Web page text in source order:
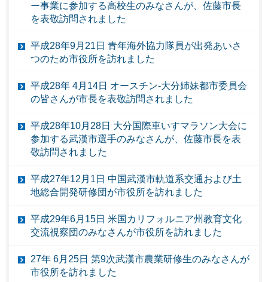
ー事業に参加する高校生のみなさんが、佐藤市長
を表敬訪問されました
平成28年9月21日 青年海外協力隊員が出発あいさ
つのため市役所を訪れました
平成28年 4月14日 オースチン-大分姉妹都市委員会
の皆さんが市長を表敬訪問されました
平成28年10月28日 大分国際車いすマラソン大会に
参加する武漢市選手のみなさんが、佐藤市長を表
敬訪問されました
平成27年12月1日 中国武漢市軌道系交通および土
地総合開発研修団が市役所を訪れました
平成29年6月15日 米国カリフォルニア州教育文化
交流視察団のみなさんが市役所を訪れました
27年 6月25日 第9次武漢市農業研修生のみなさんが
市役所を訪れました